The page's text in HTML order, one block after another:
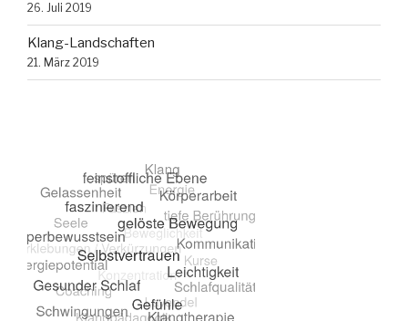
26. Juli 2019
Klang-Landschaften
21. März 2019